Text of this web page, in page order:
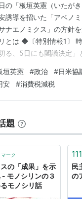
済再生に向けた緊急
間投資を喚起する成長戦
クス 成長戦略で明
スに関する質問
ミクス】で景気は良
クスが何かそろそろ
ると，株高になるの
の「板垣英憲（いたが
誘導を招いた「アベノ
サナエノミクス」の方針
とは ◆〔特別情報1〕
る、5日にも閣議決定
消費税減税について事
を一任した。執行部は5
垣英憲 #政治 #日米協
安 #消費税減税
題
マーク
の「成果」を示
- モノシリンの３
モノシリ話
民
の